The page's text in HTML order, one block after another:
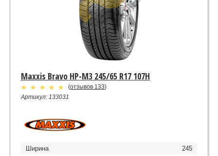
Maxxis Bravo HP-M3 245/65 R17 107H
(отзывов 133)
Артикул: 133031
Ширина
245